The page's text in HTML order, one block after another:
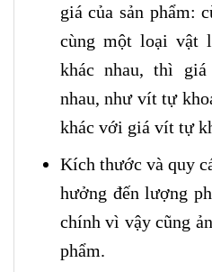
giá của sản phẩm:
cùng một loại vật
khác nhau, thì giá
nhau, như vít tự
khác với giá vít tự
Kích thước và quy
hưởng đến lượng
chính vì vậy cũng
phẩm.